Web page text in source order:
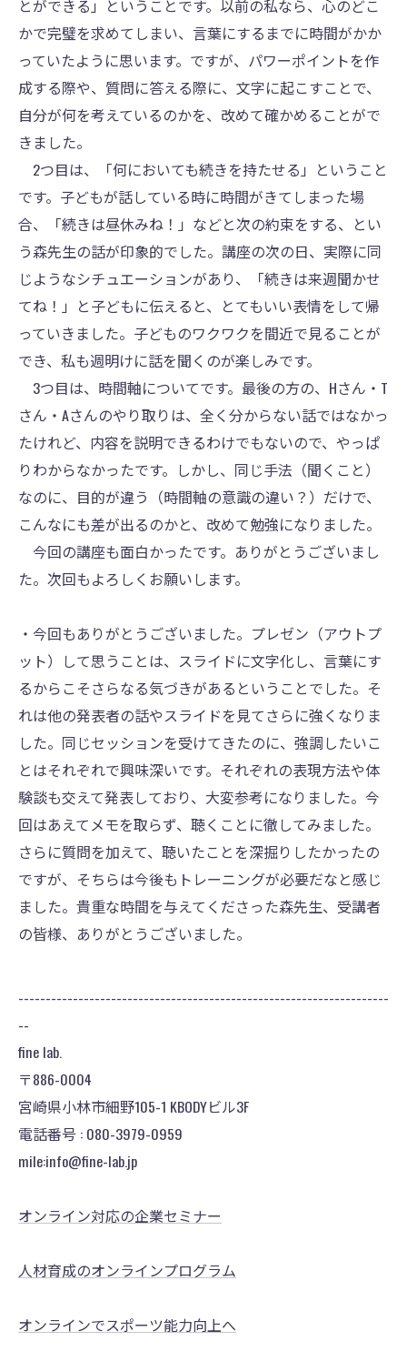
とができる」ということです。以前の私なら、心のどこ
かで完璧を求めてしまい、言葉にするまでに時間がかか
っていたように思います。ですが、パワーポイントを作
成する際や、質問に答える際に、文字に起こすことで、
自分が何を考えているのかを、改めて確かめることがで
きました。
2つ目は、「何においても続きを持たせる」ということ
です。子どもが話している時に時間がきてしまった場
合、「続きは昼休みね！」などと次の約束をする、とい
う森先生の話が印象的でした。講座の次の日、実際に同
じようなシチュエーションがあり、「続きは来週聞かせ
てね！」と子どもに伝えると、とてもいい表情をして帰
っていきました。子どものワクワクを間近で見ることが
でき、私も週明けに話を聞くのが楽しみです。
3つ目は、時間軸についてです。最後の方の、Hさん・T
さん・Aさんのやり取りは、全く分からない話ではなかっ
たけれど、内容を説明できるわけでもないので、やっぱ
りわからなかったです。しかし、同じ手法（聞くこと）
なのに、目的が違う（時間軸の意識の違い？）だけで、
こんなにも差が出るのかと、改めて勉強になりました。
今回の講座も面白かったです。ありがとうございまし
た。次回もよろしくお願いします。
・今回もありがとうございました。プレゼン（アウトプ
ット）して思うことは、スライドに文字化し、言葉にす
るからこそさらなる気づきがあるということでした。そ
れは他の発表者の話やスライドを見てさらに強くなりま
した。同じセッションを受けてきたのに、強調したいこ
とはそれぞれで興味深いです。それぞれの表現方法や体
験談も交えて発表しており、大変参考になりました。今
回はあえてメモを取らず、聴くことに徹してみました。
さらに質問を加えて、聴いたことを深掘りしたかったの
ですが、そちらは今後もトレーニングが必要だなと感じ
ました。貴重な時間を与えてくださった森先生、受講者
の皆様、ありがとうございました。
--------------------------------------------------------------------
--
fine lab.
〒886-0004
宮崎県小林市細野105-1 KBODYビル3F
電話番号 : 080-3979-0959
mile:info@fine-lab.jp
オンライン対応の企業セミナー
人材育成のオンラインプログラム
オンラインでスポーツ能力向上へ